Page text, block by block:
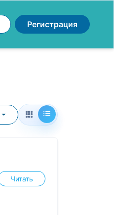
Регистрация
Читать